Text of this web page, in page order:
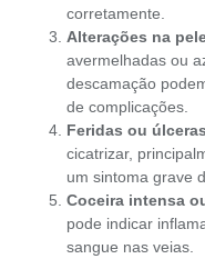
corretamente.
Alterações na
avermelhadas ou
descamação
de complicações.
Feridas ou úlceras
cicatrizar,
um sintoma grave
Coceira intensa
pode indicar
sangue nas veias.